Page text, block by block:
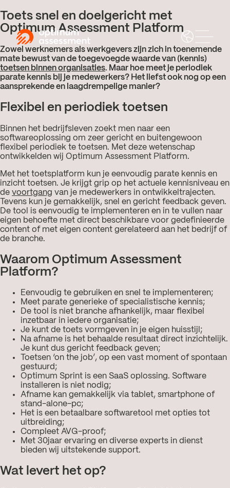
Toets snel en doelgericht met
Optimum Assessment Platform
Zowel werknemers als werkgevers zijn zich in toenemende
mate bewust van de toegevoegde waarde van (kennis)
toetsen binnen organisaties. Maar hoe meet je periodiek
parate kennis bij je medewerkers? Het liefst ook nog op een
aansprekende en laagdrempelige manier?
Flexibel en periodiek toetsen
Binnen het bedrijfsleven zoekt men naar een
softwareoplossing om zeer gericht en buitengewoon
flexibel periodiek te toetsen. Met deze wetenschap
ontwikkelden wij Optimum Assessment Platform.
Met het toetsplatform kun je eenvoudig parate kennis en
inzicht toetsen. Je krijgt grip op het actuele kennisniveau en
de voortgang van je medewerkers in ontwikkeltrajecten.
Tevens kun je gemakkelijk, snel en gericht feedback geven.
De tool is eenvoudig te implementeren en in te vullen naar
eigen behoefte met direct beschikbare voor gedefinieerde
content of met eigen content gerelateerd aan het bedrijf of
de branche.
Waarom Optimum Assessment
Platform?
Eenvoudig te gebruiken en snel te implementeren;
Meet parate generieke of specialistische kennis;
De tool is niet branche afhankelijk, maar flexibel
inzetbaar in iedere organisatie;
Je kunt de toets vormgeven in je eigen huisstijl;
Na afname is het behaalde resultaat direct inzichtelijk.
Je kunt dus gericht feedback geven;
Toetsen ‘on the job’, op een vast moment of spontaan
gestuurd;
Optimum Sprint is een SaaS oplossing. Software
installeren is niet nodig;
Afname kan gemakkelijk via tablet, smartphone of
stand-alone-pc;
Het is een betaalbare softwaretool met opties tot
uitbreiding;
Compleet AVG-proof;
Met 30jaar ervaring en diverse experts in dienst
bieden wij uitstekende support.
Wat levert het op?